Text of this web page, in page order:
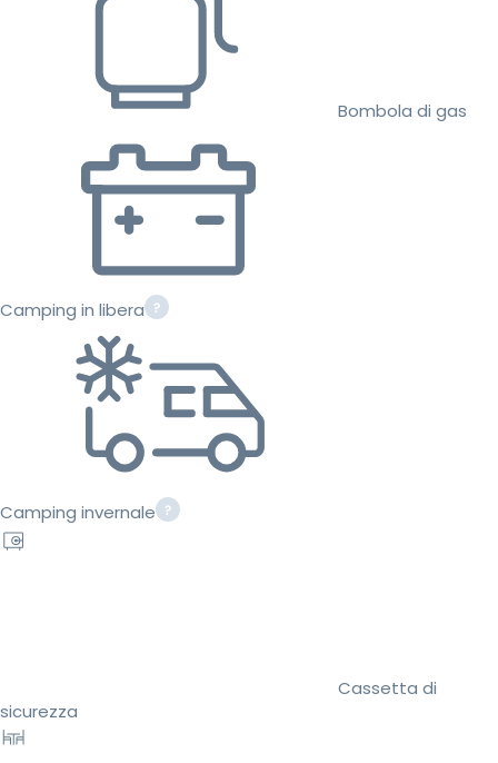
Bombola di gas
Camping in libera
Camping invernale
Cassetta di
sicurezza